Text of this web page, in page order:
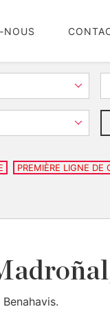
NOUS
PREMIÈRE LIGNE DE